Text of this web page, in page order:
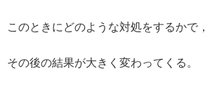
このときにどのような対処をするかで，
その後の結果が大きく変わってくる。